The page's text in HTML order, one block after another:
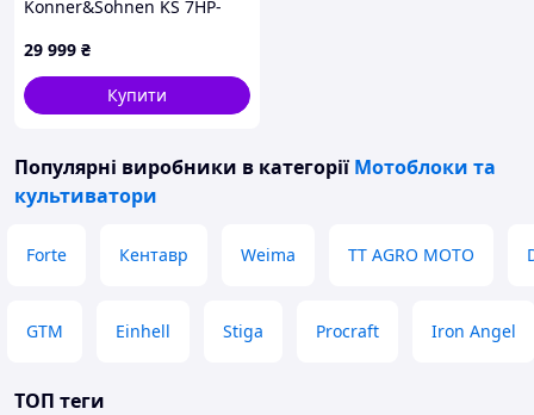
Konner&Sohnen KS 7HP-
29 999 ₴
Купити
Популярні виробники в категорії Мотоблоки та
культиватори
Forte Кентавр Weima TT AGRO MOTO
GTM Einhell Stiga Procraft Iron Angel
ТОП теги